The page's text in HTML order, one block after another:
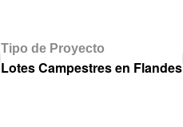
Tipo de Proyecto
Lotes Campestres en Flandes